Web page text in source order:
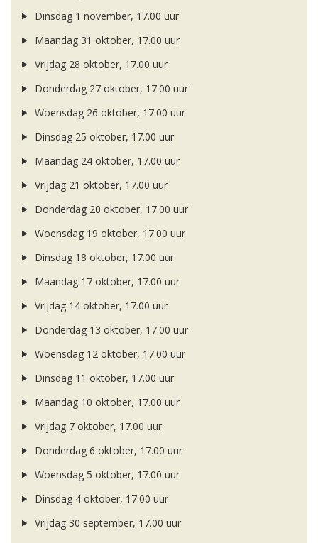
Dinsdag 1 november, 17.00 uur
Maandag 31 oktober, 17.00 uur
Vrijdag 28 oktober, 17.00 uur
Donderdag 27 oktober, 17.00 uur
Woensdag 26 oktober, 17.00 uur
Dinsdag 25 oktober, 17.00 uur
Maandag 24 oktober, 17.00 uur
Vrijdag 21 oktober, 17.00 uur
Donderdag 20 oktober, 17.00 uur
Woensdag 19 oktober, 17.00 uur
Dinsdag 18 oktober, 17.00 uur
Maandag 17 oktober, 17.00 uur
Vrijdag 14 oktober, 17.00 uur
Donderdag 13 oktober, 17.00 uur
Woensdag 12 oktober, 17.00 uur
Dinsdag 11 oktober, 17.00 uur
Maandag 10 oktober, 17.00 uur
Vrijdag 7 oktober, 17.00 uur
Donderdag 6 oktober, 17.00 uur
Woensdag 5 oktober, 17.00 uur
Dinsdag 4 oktober, 17.00 uur
Vrijdag 30 september, 17.00 uur